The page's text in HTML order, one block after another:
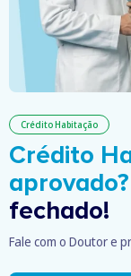
Crédito Habitação
Crédito
aprovado?
fechado!
Fale com o Doutor e